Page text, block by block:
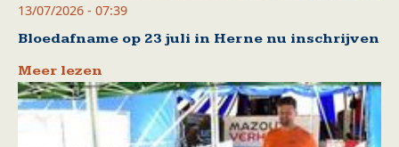
13/07/2026 - 07:39
Bloedafname op 23 juli in Herne nu inschrijven
Meer lezen